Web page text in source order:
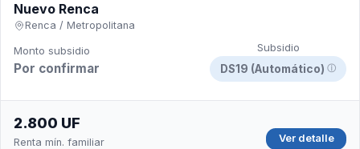
Nuevo Renca
Renca / Metropolitana
Monto subsidio
Por confirmar
Subsidio
DS19 (Automático) ⓘ
2.800 UF
Renta mín. familiar
Ver detalle